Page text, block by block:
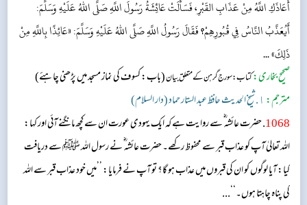
أَعَاذَكِ اللَّهُ مِنْ عَذَابِ القَبْرِ، فَسَأَلَتْ عَائِشَةُ رَسُولَ اللَّهِ صَلَّى اللهُ عَلَيْهِ وَسَلَّمَ:
أَيُعَذَّبُ النَّاسُ فِي قُبُورِهِمْ؟ فَقَالَ رَسُولُ اللَّهِ صَلَّى اللهُ عَلَيْهِ وَسَلَّمَ: «عَائِذًا بِاللَّهِ مِنْ
ذَلِكَ» ...
صحیح بخاری:کتاب: سورج گرہن کے متعلق بیان(باب: کسوف کی نماز مسجد میں پڑھنی چاہئے)
مترجم: ١. شیخ الحدیث حافظ عبد الستار حماد (دار السلام)
1068 . حضرت عائشہ‬ ؓ س‬ے روایت ہے کہ ایک یہودی عورت ان سے کچھ مانگنے آئی اور کہا:
اللہ تعالیٰ آپ کو عذاب قبر سے محفوظ رکھے۔ حضرت عائشہ‬ ؓ ن‬ے رسول اللہ ﷺ سے دریافت
کیا: آیا لوگوں کو ان کی قبروں میں عذاب ہو گا؟ تو آپ نے فرمایا: ’’میں خود عذاب قبر سے اللہ
کی پناہ چاہتا ہوں۔‘‘...